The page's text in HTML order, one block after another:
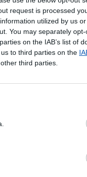
request is processed
utilized by us
You may separately
on the IAB’s list of
to third parties on the
third parties.
o encaminhamento
lhe convier.